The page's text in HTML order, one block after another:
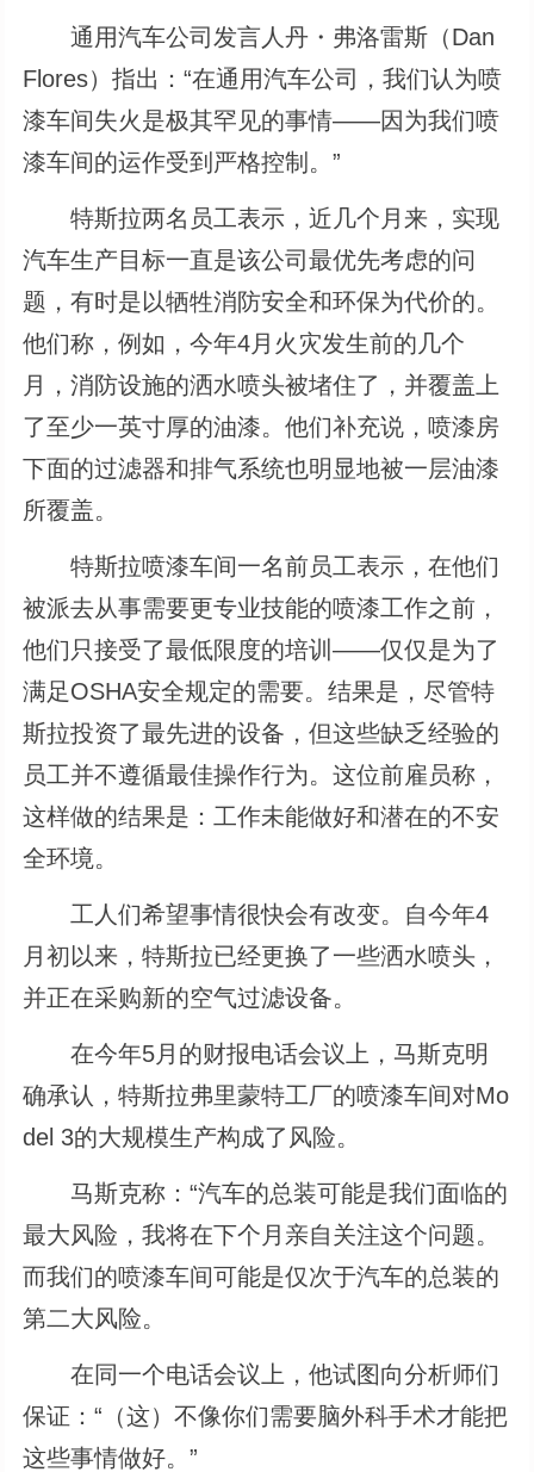
通用汽车公司发言人丹・弗洛雷斯（Dan
Flores）指出：“在通用汽车公司，我们认为喷
漆车间失火是极其罕见的事情――因为我们喷
漆车间的运作受到严格控制。”
特斯拉两名员工表示，近几个月来，实现
汽车生产目标一直是该公司最优先考虑的问
题，有时是以牺牲消防安全和环保为代价的。
他们称，例如，今年4月火灾发生前的几个
月，消防设施的洒水喷头被堵住了，并覆盖上
了至少一英寸厚的油漆。他们补充说，喷漆房
下面的过滤器和排气系统也明显地被一层油漆
所覆盖。
特斯拉喷漆车间一名前员工表示，在他们
被派去从事需要更专业技能的喷漆工作之前，
他们只接受了最低限度的培训――仅仅是为了
满足OSHA安全规定的需要。结果是，尽管特
斯拉投资了最先进的设备，但这些缺乏经验的
员工并不遵循最佳操作行为。这位前雇员称，
这样做的结果是：工作未能做好和潜在的不安
全环境。
工人们希望事情很快会有改变。自今年4
月初以来，特斯拉已经更换了一些洒水喷头，
并正在采购新的空气过滤设备。
在今年5月的财报电话会议上，马斯克明
确承认，特斯拉弗里蒙特工厂的喷漆车间对Mo
del 3的大规模生产构成了风险。
马斯克称：“汽车的总装可能是我们面临的
最大风险，我将在下个月亲自关注这个问题。
而我们的喷漆车间可能是仅次于汽车的总装的
第二大风险。
在同一个电话会议上，他试图向分析师们
保证：“（这）不像你们需要脑外科手术才能把
这些事情做好。”